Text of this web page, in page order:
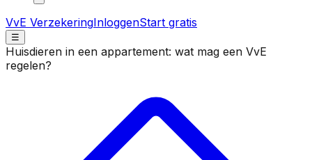
VvE VerzekeringInloggenStart gratis
☰
Huisdieren in een appartement: wat mag een VvE
regelen?